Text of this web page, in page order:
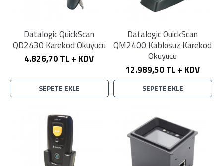
Datalogic QuickScan
QD2430 Karekod Okuyucu
4.826,70 TL + KDV
SEPETE EKLE
Datalogic QuickScan
QM2400 Kablosuz Karekod
Okuyucu
12.989,50 TL + KDV
SEPETE EKLE